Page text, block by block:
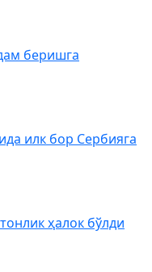
беришга
илк бор Сербияга
ҳалок бўлди